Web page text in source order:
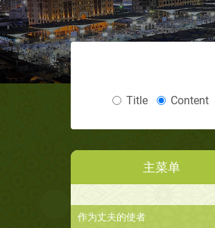
Title Content
主菜单
作为丈夫的使者